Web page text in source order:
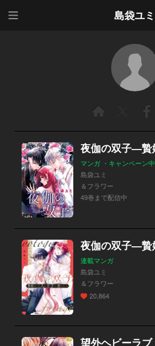
島袋ユミ
マンガ ・キャンペーン中
島袋ユミ
＆フラワー
49巻まで配信中
連載マンガ
島袋ユミ
＆フラワー
20,864
望外ヘビーラブ